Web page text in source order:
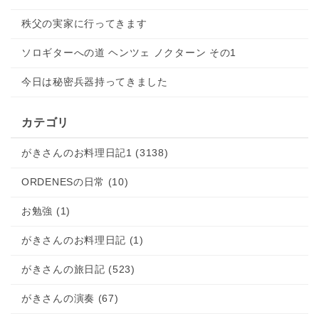
2016.05.25
和風あんかけハンバーグ
2016.05.25
桑の実り
2016.05.24
鶏挽きをごっそり買ってきました
2016.05.24
2016.05.24
2016.05.23
差し入れを
秩父の実家に行ってきます
ソロギターへの道 ヘンツェ ノクターン その1
今日は秘密兵器持ってきました
カテゴリ
がきさんのお料理日記1 (3138)
ORDENESの日常 (10)
お勉強 (1)
がきさんのお料理日記 (1)
がきさんの旅日記 (523)
がきさんの演奏 (67)